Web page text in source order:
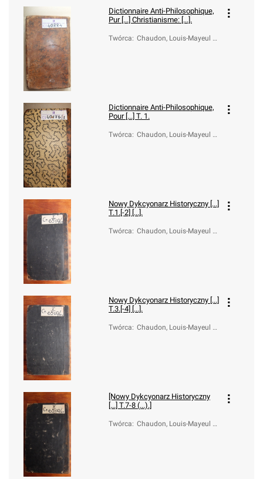
Dictionnaire Anti-Philosophique,
Pur [...] Christianisme: [...].
Twórca: Chaudon, Louis-Mayeul (1
Dictionnaire Anti-Philosophique,
Pour [...] T. 1.
Twórca: Chaudon, Louis-Mayeul (1
Nowy Dykcyonarz Historyczny [...]
T.1.[-2] [...].
Twórca: Chaudon, Louis-Mayeul (1
Nowy Dykcyonarz Historyczny [...]
T.3.[-4] [...].
Twórca: Chaudon, Louis-Mayeul (1
[Nowy Dykcyonarz Historyczny
[...] T.7-8 (...).]
Twórca: Chaudon, Louis-Mayeul (1